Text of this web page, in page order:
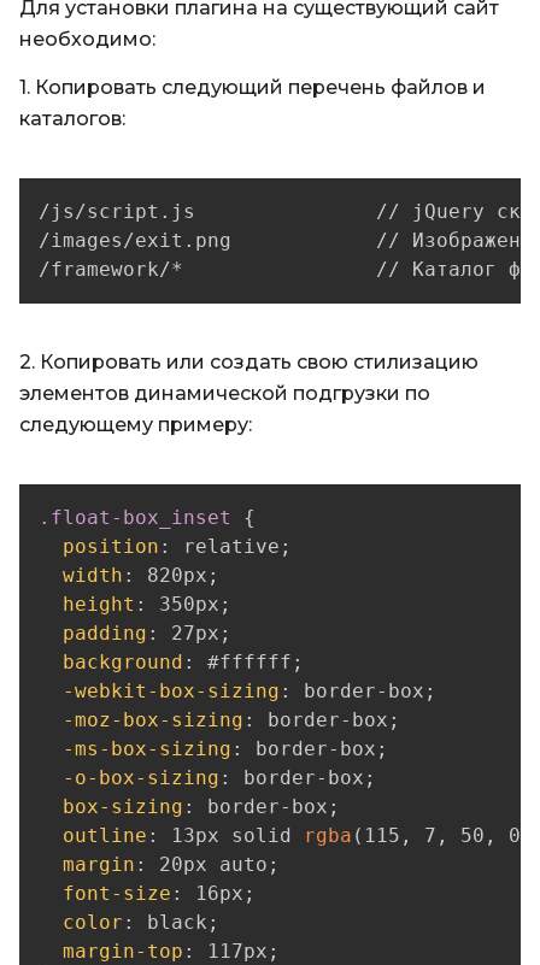
Для установки плагина на существующий сайт
необходимо:
1. Копировать следующий перечень файлов и
каталогов:
/js/script.js               // jQuery скрипт
/images/exit.png            // Изображение
/framework/*                // Каталог
2. Копировать или создать свою стилизацию
элементов динамической подгрузки по
следующему примеру:
.float-box_inset
{
position : relative ;
width : 820px ;
height : 350px ;
padding : 27px ;
background : #ffffff ;
-webkit-box-sizing : border-box ;
-moz-box-sizing : border-box ;
-ms-box-sizing : border-box ;
-o-box-sizing : border-box ;
box-sizing : border-box ;
outline : 13px solid rgba ( 115 , 7 , 50 ,
margin : 20px auto ;
font-size : 16px ;
color : black ;
margin-top : 117px ;